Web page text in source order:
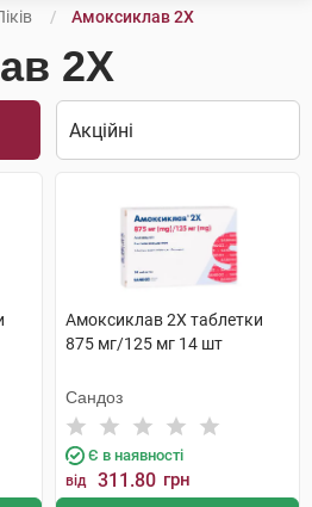
Амоксиклав 2Х
2Х
Амоксиклав 2Х таблетки
875 мг/125 мг 14 шт
Сандоз
Є в наявності
від 311.80 грн